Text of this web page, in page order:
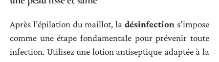
Après l’épilation du maillot, ladésinfection s’impose
comme une étape fondamentale pour prévenir toute
infection. Utilisez une lotion antiseptique adaptée à la